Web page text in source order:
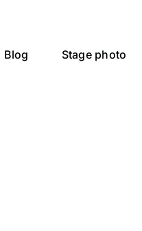
Blog Stage photo